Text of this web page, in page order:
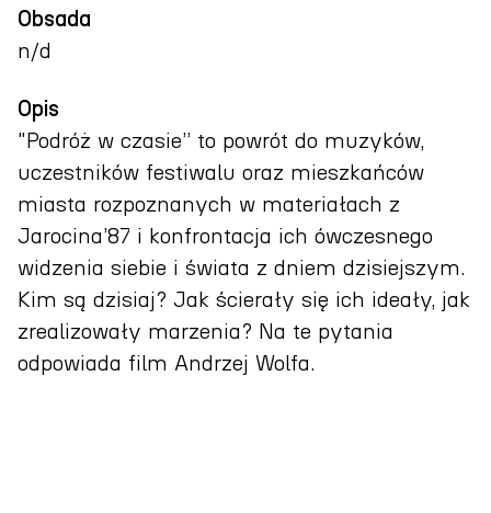
Obsada
n/d
Opis
"Podróż w czasie” to powrót do muzyków,
uczestników festiwalu oraz mieszkańców
miasta rozpoznanych w materiałach z
Jarocina’87 i konfrontacja ich ówczesnego
widzenia siebie i świata z dniem dzisiejszym.
Kim są dzisiaj? Jak ścierały się ich ideały, jak
zrealizowały marzenia? Na te pytania
odpowiada film Andrzej Wolfa.